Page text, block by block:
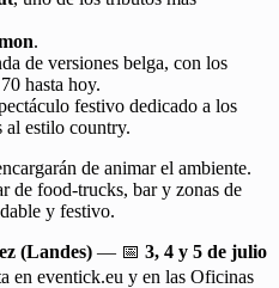
.
de versiones belga, con los
hasta hoy.
festivo dedicado a los
al estilo country.
de animar el ambiente.
de food-trucks, bar y zonas de
y festivo.
(Landes) — 📅 3, 4 y 5 de julio
eventick.eu y en las Oficinas